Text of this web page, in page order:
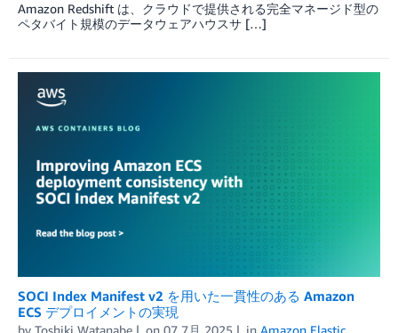
Amazon Redshift は、クラウドで提供される完全マネージド型の
ペタバイト規模のデータウェアハウスサ […]
SOCI Index Manifest v2 を用いた一貫性のある Amazon
ECS デプロイメントの実現